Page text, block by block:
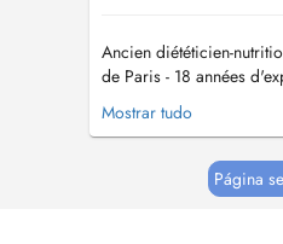
Ancien diététicien-
de Paris - 18 années
Obésité - Diabètes
sans être fatigué.
femme enceinte :
et de la PMA, contrôle ...
Mostrar tudo
Página